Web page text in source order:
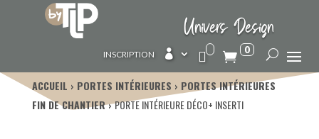
Univers Design
INSCRIPTION  0
ACCUEIL PORTES INTÉRIEURES
PORTES INTÉRIEURES
FIN DE CHANTIER
PORTE INTÉRIEURE DÉCO+ INSERTI